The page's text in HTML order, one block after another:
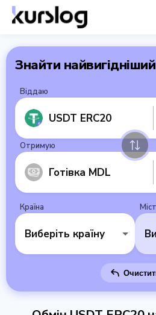
Знайти
Віддаю
USDT ERC20
Отримую
Готівка MDL
Країна
Виберіть країну